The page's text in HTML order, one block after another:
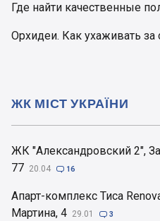
Где найти качественные
Орхидеи. Как ухаживать за
ЖК "Александровский 2",
77 20.04  16
Апарт-комплекс Тиса
Мартина, 4 29.01  3
ЖК МІСТ УКРАЇНИ